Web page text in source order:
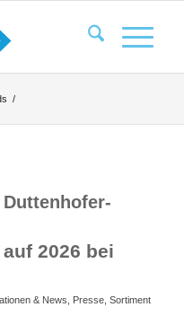
/
Duttenhofer-
2026 bei
& News Presse, Sortiment